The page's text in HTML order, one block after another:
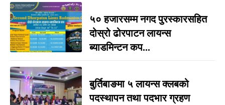
५० हजारसम्म नगद पुरस्कारसहित
दोस्रो ढोरपाटन लायन्स
ब्याडमिन्टन कप...
बुर्तिबाङमा ५ लायन्स क्लबको
पदस्थापन तथा पदभार ग्रहण